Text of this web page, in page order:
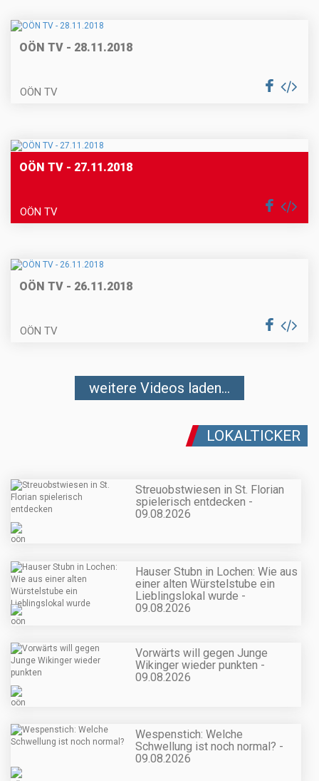
OÖN TV - 28.11.2018
OÖN TV
OÖN TV - 27.11.2018
OÖN TV
OÖN TV - 26.11.2018
OÖN TV
weitere Videos laden...
LOKALTICKER
Streuobstwiesen in St. Florian
spielerisch entdecken -
09.08.2026
Hauser Stubn in Lochen: Wie aus
einer alten Würstelstube ein
Lieblingslokal wurde -
09.08.2026
Vorwärts will gegen Junge
Wikinger wieder punkten -
09.08.2026
Wespenstich: Welche
Schwellung ist noch normal? -
09.08.2026